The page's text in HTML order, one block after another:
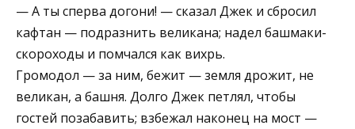
— А ты сперва догони! — сказал Джек и сбросил
кафтан — подразнить великана; надел башмаки-
скороходы и помчался как вихрь.
Громодол — за ним, бежит — земля дрожит, не
великан, а башня. Долго Джек петлял, чтобы
гостей позабавить; взбежал наконец на мост —